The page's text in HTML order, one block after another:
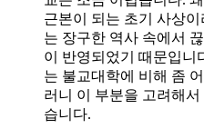
근본이 되는 초기 사상
는 장구한 역사 속에서
이 반영되었기 때문입니
는 불교대학에 비해 좀
러니 이 부분을 고려해
습니다.